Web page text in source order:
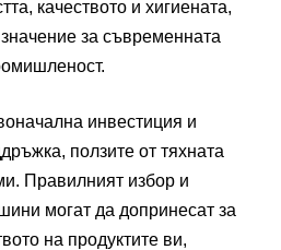
качеството и хигиената,
за съвременната
инвестиция и
ползите от тяхната
Правилният избор и
могат да допринесат за
на продуктите ви,